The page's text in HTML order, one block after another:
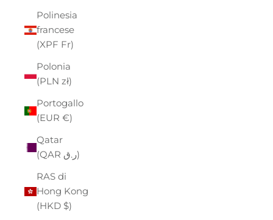
Polinesia
francese
(XPF Fr)
Polonia
(PLN zł)
Portogallo
(EUR €)
Qatar
(QAR ر.ق)
RAS di
Hong Kong
(HKD $)